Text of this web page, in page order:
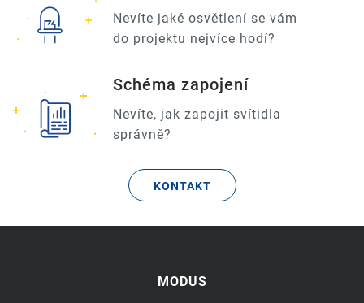
Nevíte jaké osvětlení se vám
do projektu nejvíce hodí?
Schéma zapojení
Nevíte, jak zapojit svítidla
správně?
KONTAKT
MODUS